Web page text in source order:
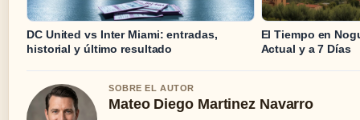
DC United vs Inter Miami: entradas,
historial y último resultado
El Tiempo en
Actual y a 7 Días
SOBRE EL AUTOR
Mateo Diego Martinez Navarro